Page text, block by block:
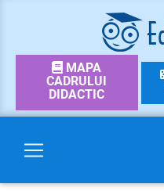
MAPA
CADRULUI
DIDACTIC